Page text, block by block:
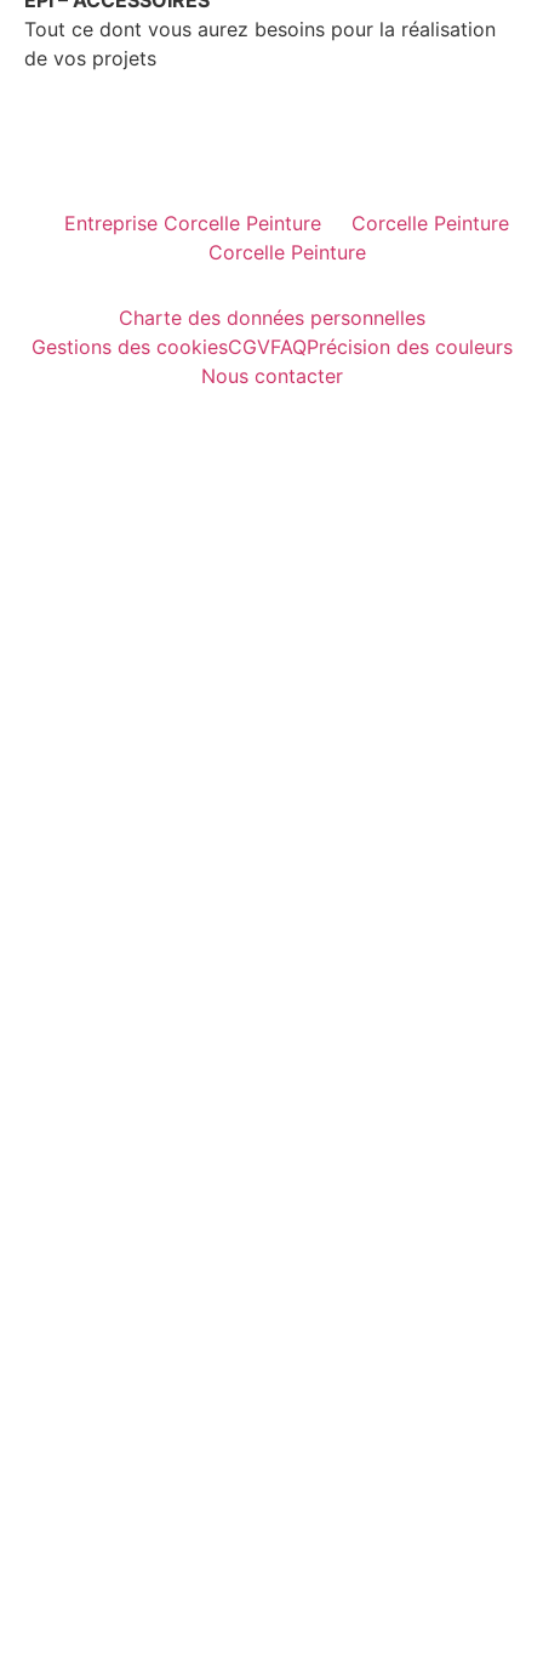
Tout ce dont vous aurez besoins pour la réalisation
de vos projets
Entreprise Corcelle Peinture
Corcelle Peinture
Corcelle Peinture
Charte des données personnelles
Gestions des cookiesCGVFAQPrécision des couleurs
Nous contacter